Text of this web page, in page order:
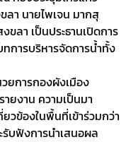
ลา นายไพเจน มากสุ
ลา เป็นประธานเปิดการ
การบริหารจัดการน้ำทั้ง
ยการกองผังเมือง
ยงาน ความเป็นมา
วข้องในพื้นที่เข้าร่วมกว่า
บฟังการนำเสนอผล